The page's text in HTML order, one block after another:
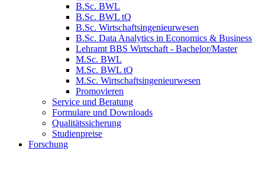
B.Sc. BWL
B.Sc. BWL tQ
B.Sc. Wirtschaftsingenieurwesen
B.Sc. Data Analytics in Economics & Business
Lehramt BBS Wirtschaft - Bachelor/Master
M.Sc. BWL
M.Sc. BWL tQ
M.Sc. Wirtschaftsingenieurwesen
Promovieren
Service und Beratung
Formulare und Downloads
Qualitätssicherung
Studienpreise
Forschung